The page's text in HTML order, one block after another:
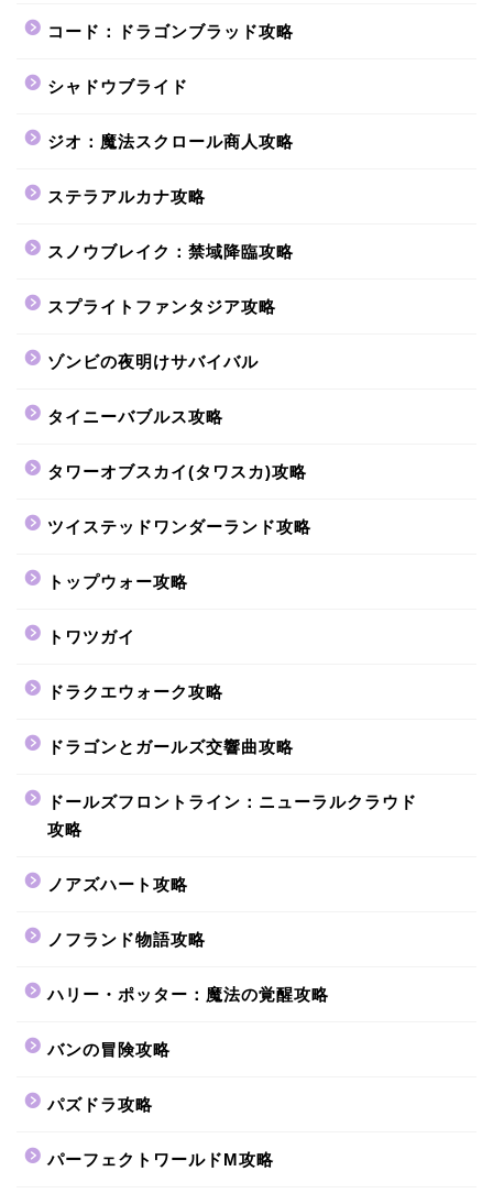
コード：ドラゴンブラッド攻略
シャドウブライド
ジオ：魔法スクロール商人攻略
ステラアルカナ攻略
スノウブレイク：禁域降臨攻略
スプライトファンタジア攻略
ゾンビの夜明けサバイバル
タイニーバブルス攻略
タワーオブスカイ(タワスカ)攻略
ツイステッドワンダーランド攻略
トップウォー攻略
トワツガイ
ドラクエウォーク攻略
ドラゴンとガールズ交響曲攻略
ドールズフロントライン：ニューラルクラウド
攻略
ノアズハート攻略
ノフランド物語攻略
ハリー・ポッター：魔法の覚醒攻略
バンの冒険攻略
パズドラ攻略
パーフェクトワールドM攻略